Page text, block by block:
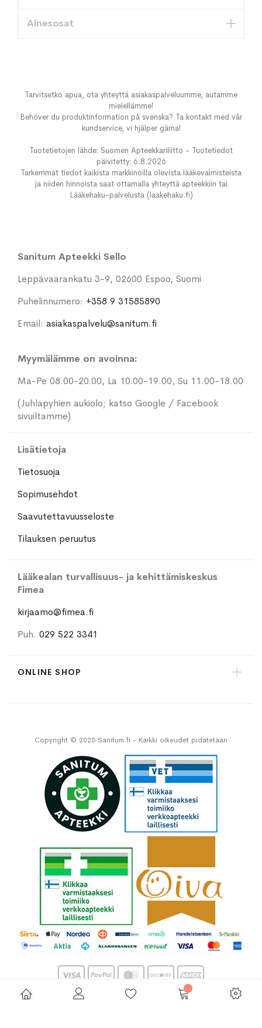
Ainesosat
Tarvitsetko apua, ota yhteyttä asiakaspalveluumme, autamme
mielellämme!
Behöver du produktinformation på svenska? Ta kontakt med vår
kundservice, vi hjälper gärna!
Tuotetietojen lähde: Suomen Apteekkariliitto - Tuotetiedot
päivitetty: 6.8.2026
Tarkemmat tiedot kaikista markkinoilla olevista lääkevalmisteista
ja niiden hinnoista saat ottamalla yhteyttä apteekkiin tai
Lääkehaku-palvelusta (laakehaku.fi)
Sanitum Apteekki Sello
Leppävaarankatu 3-9, 02600 Espoo, Suomi
Puhelinnumero: +358 9 31585890
Email: asiakaspalvelu@sanitum.fi
Myymälämme on avoinna:
Ma-Pe 08.00-20.00, La 10.00-19.00, Su 11.00-18.00
(Juhlapyhien aukiolo; katso Google / Facebook
sivuiltamme)
Lisätietoja
Tietosuoja
Sopimusehdot
Saavutettavuusseloste
Tilauksen peruutus
Lääkealan turvallisuus- ja kehittämiskeskus
Fimea
kirjaamo@fimea.fi
Puh. 029 522 3341
ONLINE SHOP
Copyright © 2025 Sanitum.fi - Kaikki oikeudet pidätetään